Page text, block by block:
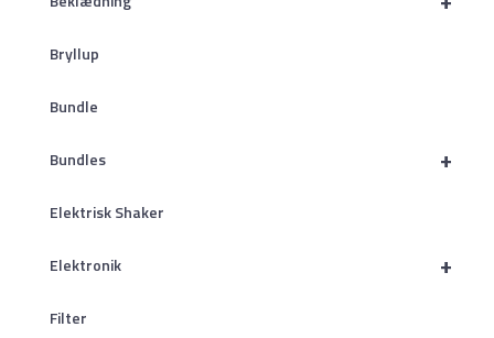
Bryllup
Bundle
+
Bundles
Elektrisk Shaker
+
Elektronik
Filter